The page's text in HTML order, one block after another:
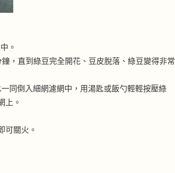
。
，直到綠豆完全開花、豆皮脫落、綠豆變得非常
同倒入細網濾網中，用湯匙或飯勺輕輕按壓綠
上。
可關火。